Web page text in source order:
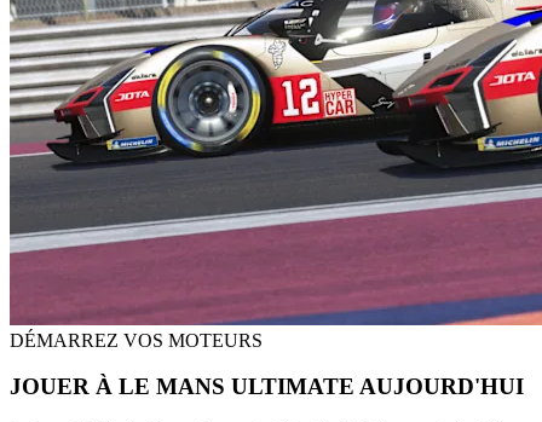
DÉMARREZ VOS MOTEURS
JOUER À LE MANS ULTIMATE AUJOURD'HUI